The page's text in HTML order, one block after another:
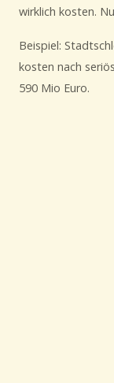
wirklich kosten.
Beispiel:
kosten nach
590 Mio Euro.